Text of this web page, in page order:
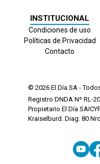
INSTITUCIONAL
Condiciones de uso
Políticas de Privacidad
Contacto
© 2026 El Día SA -
Registro DNDA Nº RL-
Propietario El Día
Kraiselburd. Diag. 80